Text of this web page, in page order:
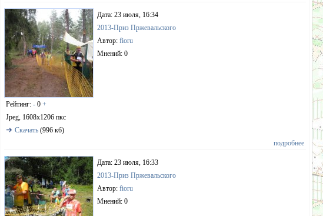
Рейтинг: - 0 +
Jpeg, 1608x1206 пкс
Скачать (996 кб)
Дата: 23 июля, 16:34
2013-Приз Пржевальского
Автор: fioru
Мнений: 0
подробнее
Дата: 23 июля, 16:33
2013-Приз Пржевальского
Автор: fioru
Мнений: 0